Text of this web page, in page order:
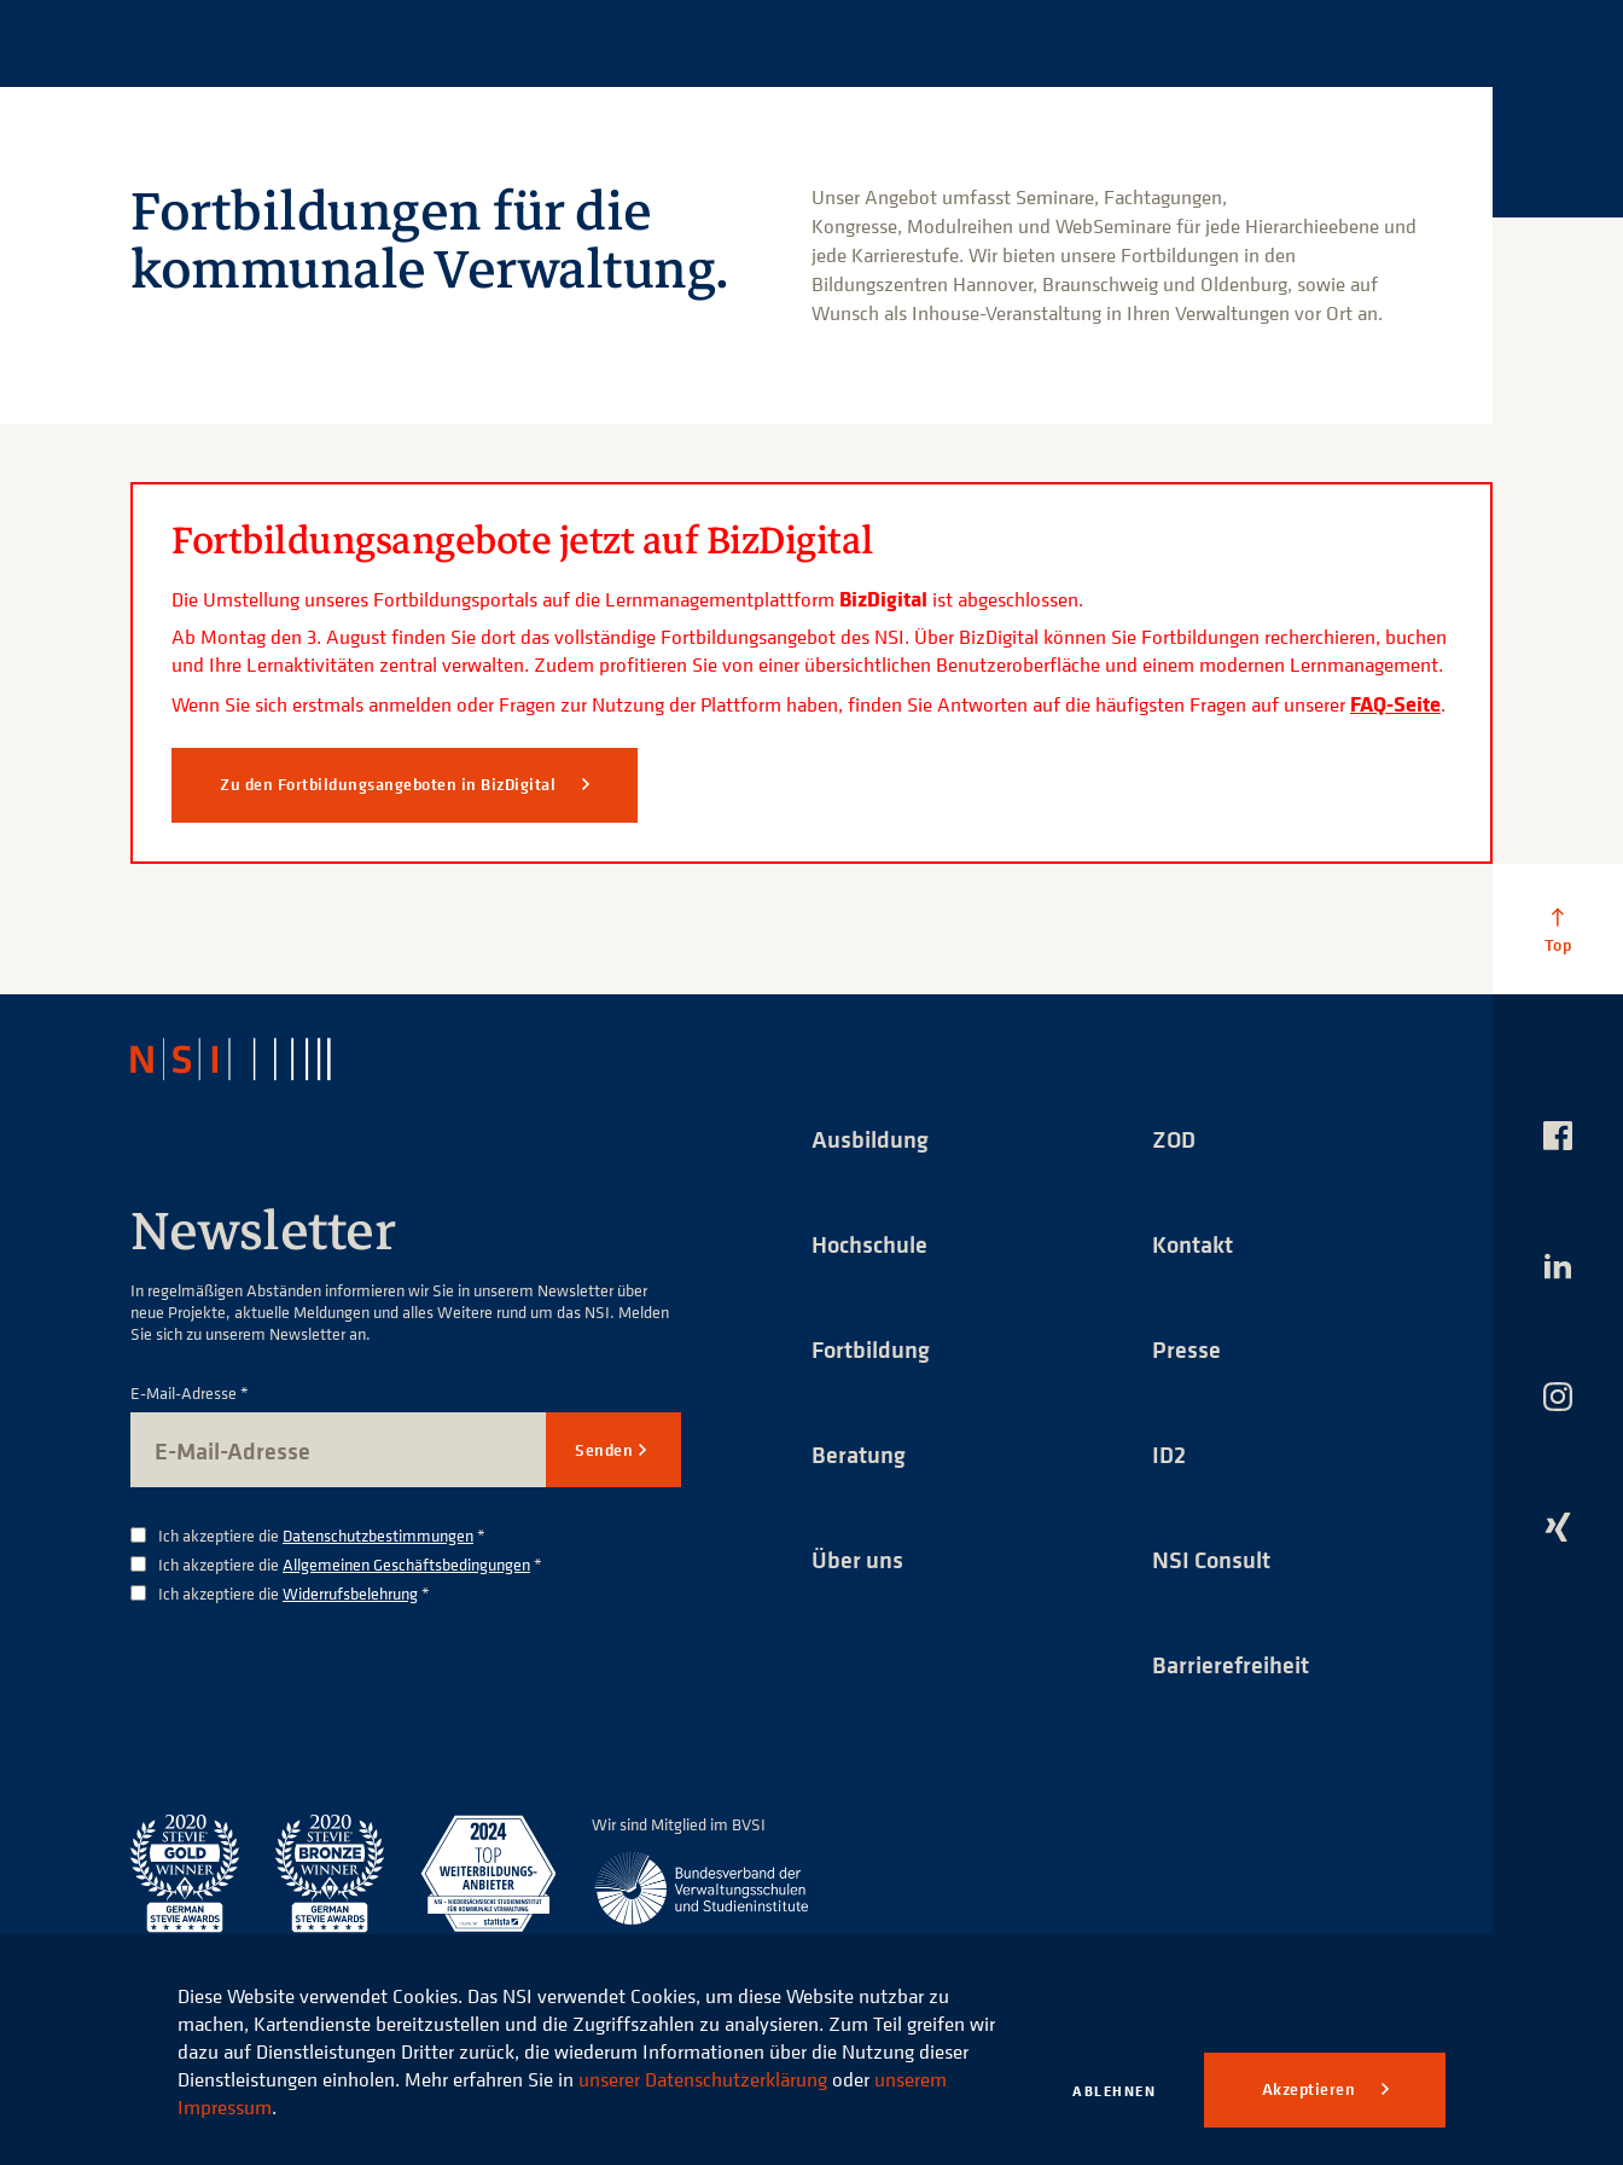
Fortbildungen für die
kommunale Verwaltung.
Unser Angebot umfasst Seminare, Fachtagungen,
Kongresse, Modulreihen und WebSeminare für jede Hierarchieebene und
jede Karrierestufe. Wir bieten unsere Fortbildungen in den
Bildungszentren Hannover, Braunschweig und Oldenburg, sowie auf
Wunsch als Inhouse-Veranstaltung in Ihren Verwaltungen vor Ort an.
Fortbildungsangebote jetzt auf BizDigital
Die Umstellung unseres Fortbildungsportals auf die Lernmanagementplattform BizDigital ist abgeschlossen.
Ab Montag den 3. August finden Sie dort das vollständige Fortbildungsangebot des NSI. Über BizDigital können Sie Fortbildungen recherchieren, buchen
und Ihre Lernaktivitäten zentral verwalten. Zudem profitieren Sie von einer übersichtlichen Benutzeroberfläche und einem modernen Lernmanagement.
Wenn Sie sich erstmals anmelden oder Fragen zur Nutzung der Plattform haben, finden Sie Antworten auf die häufigsten Fragen auf unserer FAQ-Seite.
Zu den Fortbildungsangeboten in BizDigital
Newsletter
In regelmäßigen Abständen informieren wir Sie in unserem Newsletter über
neue Projekte, aktuelle Meldungen und alles Weitere rund um das NSI. Melden
Sie sich zu unserem Newsletter an.
E-Mail-Adresse *
Senden
Ich akzeptiere die Datenschutzbestimmungen*
Ich akzeptiere die Allgemeinen Geschäftsbedingungen*
Ich akzeptiere die Widerrufsbelehrung*
Ausbildung
Hochschule
Fortbildung
Beratung
Über uns
ZOD
Kontakt
Presse
ID2
NSI Consult
Barrierefreiheit
Wir sind Mitglied im BVSI
Das
Das
Das
Das
© 2026 Niedersächsisches Studieninstitut für kommunale Verwaltung e.V. Datenschutz
Diese Website verwendet Cookies. Das NSI verwendet Cookies, um diese Website nutzbar zu
machen, Kartendienste bereitzustellen und die Zugriffszahlen zu analysieren. Zum Teil greifen wir
dazu auf Dienstleistungen Dritter zurück, die wiederum Informationen über die Nutzung dieser
Dienstleistungen einholen. Mehr erfahren Sie in unserer Datenschutzerklärung oder unserem
Impressum.
ABLEHNEN Akzeptieren